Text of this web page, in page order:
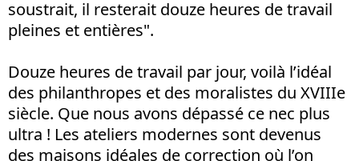
soustrait, il resterait douze heures de travail
pleines et entières".
Douze heures de travail par jour, voilà l’idéal
des philanthropes et des moralistes du XVIIIe
siècle. Que nous avons dépassé ce nec plus
ultra ! Les ateliers modernes sont devenus
des maisons idéales de correction où l’on